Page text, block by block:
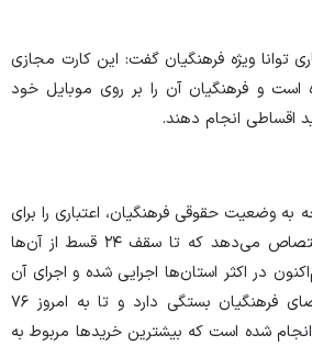
توانا ویژه فرهنگیان گفت: این کارت مجازی
شده است و فرهنگیان آن را بر روی موبایل خود
اقساطی انجام دهند.
به وضعیت حقوقی فرهنگیان، اعتباری را برای
خرید اقساطی به آن‌ها اختصاص می‌دهد که تا سقف ۲۴ قسط از آن‌ها
در اکثر استان‌ها اجرایی شده و اجرای آن
در تمام استان‌ها به تقاضای فرهنگیان بستگی دارد و تا به امروز ۷۶
انجام شده است که بیشترین خرید‌ها مربوط به